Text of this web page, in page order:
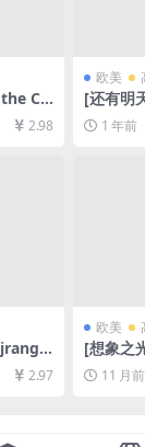
Cla
网盘
网盘2.98
欧美
[还有明
ni
1080P
1 年前
盘+迅
删减]
2.97
欧美
[想象之
s Light
克网盘
11 月前